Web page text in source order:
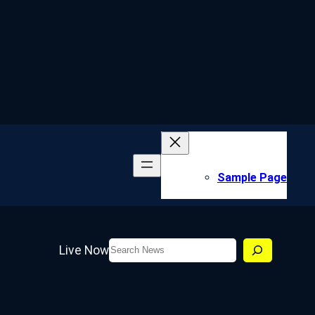
Sample Page
Live NowSearch